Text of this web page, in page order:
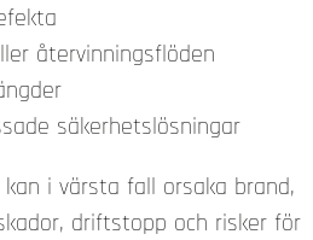
återvinningsflöden
säkerhetslösningar
i värsta fall orsaka brand,
driftstopp och risker för